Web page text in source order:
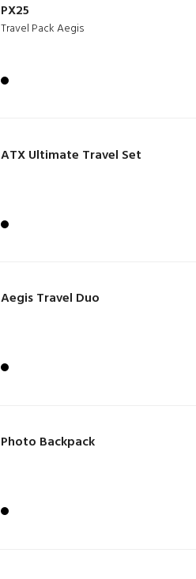
PX25
Travel Pack Aegis
ATX Ultimate Travel Set
Aegis Travel Duo
Photo Backpack